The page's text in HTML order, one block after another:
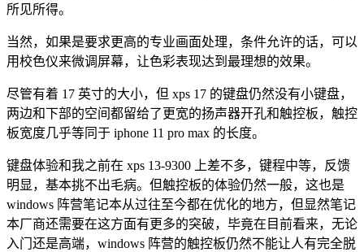
所见所得。
当然，如果是要求更高的专业画面处理，条件允许的话，可以
用校色仪来微调屏幕，让色彩表现达到最理想的效果。
尽管有着 17 英寸的大小，但 xps 17 的键盘仍然没有小键盘，
两边和下部的空间都留给了更宽的扬声器开孔和触控板，触控
板宽度几乎等同于 iphone 11 pro max 的长度。
键盘体验和我之前在 xps 13-9300 上差不多，键程中等，反馈
明显，基本挑不出毛病。但触控板的体验仍然一般，这也是
windows 阵营笔记本从过往至今都在优化的地方，但显然笔记
本厂商还需要在这方面有更多的突破，毕竟在目前看来，无论
入门还是高端，windows 阵营的触控板仍然不能让人有完全脱